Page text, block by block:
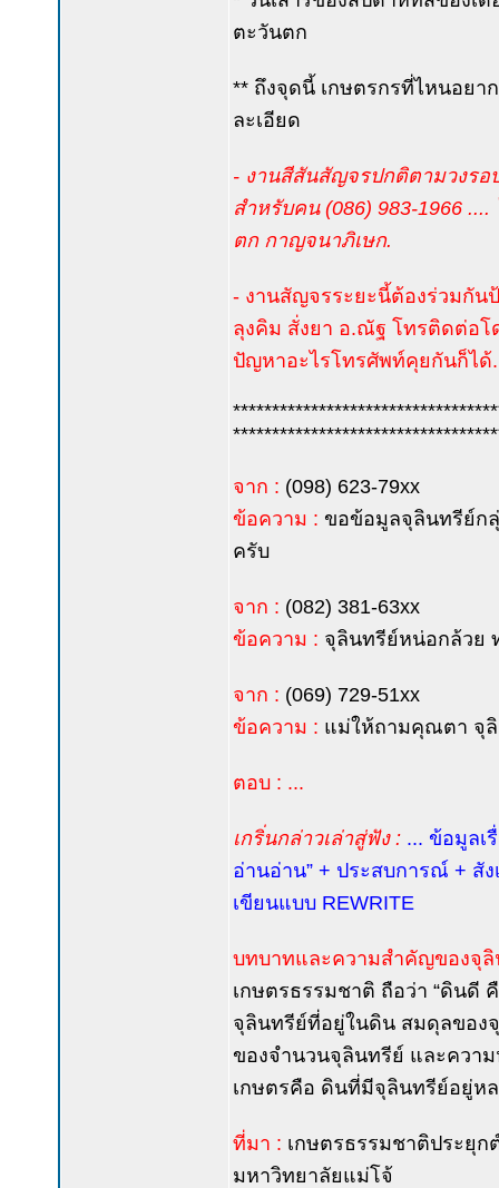
ตะวันตก
** ถึงจุดนี้ เกษตรกรที่ไหนอย
ละเอียด
- งานสีสันสัญจรปกติตามวงรอ
สำหรับคน (086) 983-1966
ตก กาญจนาภิเษก.
- งานสัญจรระยะนี้ต้องร่วมกัน
ลุงคิม สั่งยา อ.ณัฐ โทรติดต่อโ
ปัญหาอะไรโทรศัพท์คุยกันก็ได้
จาก : (098) 623-79xx
ข้อความ : ขอข้อมูลจุลินทรีย์ก
ครับ
จาก : (082) 381-63xx
ข้อความ : จุลินทรีย์หน่อกล้วย
จาก : (069) 729-51xx
ข้อความ : แม่ให้ถามคุณตา จุ
ตอบ : ...
เกริ่นกล่าวเล่าสู่ฟัง : ... ข้อมูลเ
อ่านอ่าน” + ประสบการณ์ + สัง
เขียนแบบ REWRITE
บทบาทและความสำคัญของจุลิ
เกษตรธรรมชาติ ถือว่า “ดินดี
จุลินทรีย์ที่อยู่ในดิน สมดุลของ
ของจำนวนจุลินทรีย์ และควา
เกษตรคือ ดินที่มีจุลินทรีย์อยู่ห
ที่มา : เกษตรธรรมชาติประยุ
มหาวิทยาลัยแม่โจ้